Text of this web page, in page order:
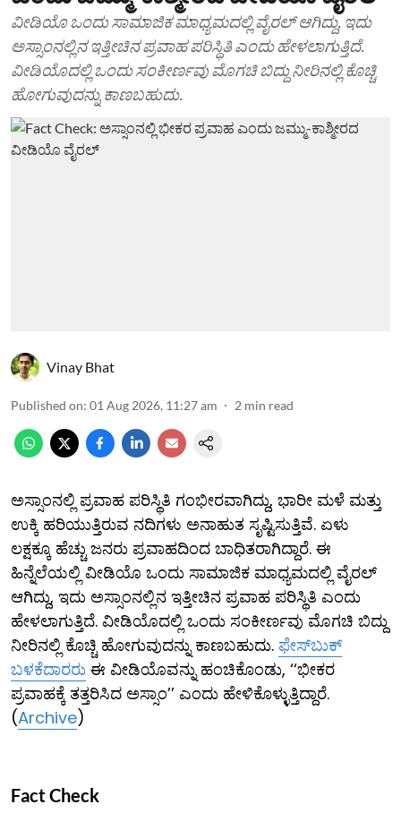
ವೀಡಿಯೊ ಒಂದು ಸಾಮಾಜಿಕ ಮಾಧ್ಯಮದಲ್ಲಿ ವೈರಲ್ ಆಗಿದ್ದು, ಇದು
ಅಸ್ಸಾಂನಲ್ಲಿನ ಇತ್ತೀಚಿನ ಪ್ರವಾಹ ಪರಿಸ್ಥಿತಿ ಎಂದು ಹೇಳಲಾಗುತ್ತಿದೆ.
ವೀಡಿಯೊದಲ್ಲಿ ಒಂದು ಸಂಕೀರ್ಣವು ಮೊಗಚಿ ಬಿದ್ದು ನೀರಿನಲ್ಲಿ ಕೊಚ್ಚಿ
ಹೋಗುವುದನ್ನು ಕಾಣಬಹುದು.
Vinay Bhat
Published on: 01 Aug 2026, 11:27 am 2 min read
ಅಸ್ಸಾಂನಲ್ಲಿ ಪ್ರವಾಹ ಪರಿಸ್ಥಿತಿ ಗಂಭೀರವಾಗಿದ್ದು, ಭಾರೀ ಮಳೆ ಮತ್ತು
ಉಕ್ಕಿ ಹರಿಯುತ್ತಿರುವ ನದಿಗಳು ಅನಾಹುತ ಸೃಷ್ಟಿಸುತ್ತಿವೆ. ಏಳು
ಲಕ್ಷಕ್ಕೂ ಹೆಚ್ಚು ಜನರು ಪ್ರವಾಹದಿಂದ ಬಾಧಿತರಾಗಿದ್ದಾರೆ. ಈ
ಹಿನ್ನೆಲೆಯಲ್ಲಿ ವೀಡಿಯೊ ಒಂದು ಸಾಮಾಜಿಕ ಮಾಧ್ಯಮದಲ್ಲಿ ವೈರಲ್
ಆಗಿದ್ದು, ಇದು ಅಸ್ಸಾಂನಲ್ಲಿನ ಇತ್ತೀಚಿನ ಪ್ರವಾಹ ಪರಿಸ್ಥಿತಿ ಎಂದು
ಹೇಳಲಾಗುತ್ತಿದೆ. ವೀಡಿಯೊದಲ್ಲಿ ಒಂದು ಸಂಕೀರ್ಣವು ಮೊಗಚಿ ಬಿದ್ದು
ನೀರಿನಲ್ಲಿ ಕೊಚ್ಚಿ ಹೋಗುವುದನ್ನು ಕಾಣಬಹುದು. ಫೇಸ್​ಬುಕ್
ಬಳಕೆದಾರರು ಈ ವೀಡಿಯೊವನ್ನು ಹಂಚಿಕೊಂಡು, ‘‘ಭೀಕರ
ಪ್ರವಾಹಕ್ಕೆ ತತ್ತರಿಸಿದ ಅಸ್ಸಾಂ’’ ಎಂದು ಹೇಳಿಕೊಳ್ಳುತ್ತಿದ್ದಾರೆ.
(Archive)
Fact Check